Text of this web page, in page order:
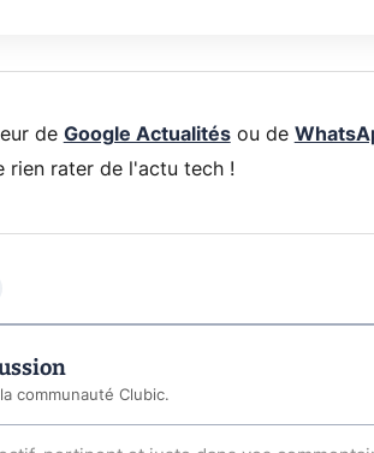
de Google Actualitésou de
rien rater de l'actu tech !
communauté Clubic.